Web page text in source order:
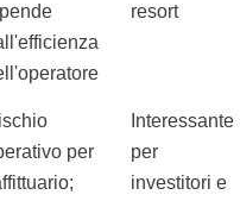
resort
per
Interessante
per
investitori e